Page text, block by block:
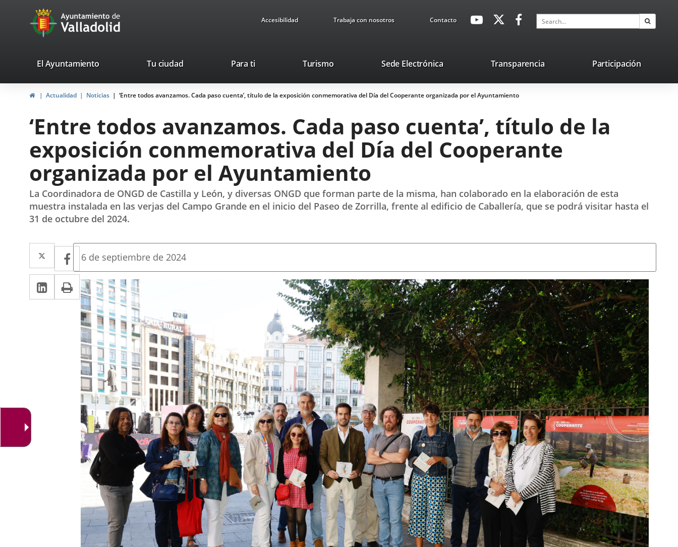
Portal
Web
Ayuntamiento
de
Accesibilidad Trabaja con nosotros ContactoavaHeaderSocial
Link
Link
application.
application.
Search
valladolid.es
El Ayuntamiento Tu ciudad Para ti TurismoThis
will
open
pop-
up
window.
Sede ElectrónicaLink
external
application.
Transparencia Participación
HomeActualidad Noticias ‘Entre todos avanzamos. Cada paso cuenta’, título de la exposición conmemorativa del Día del Cooperante organizada por el Ayuntamiento
‘Entre todos avanzamos. Cada paso cuenta’, título de la
exposición conmemorativa del Día del Cooperante
organizada por el Ayuntamiento
La Coordinadora de ONGD de Castilla y León, y diversas ONGD que forman parte de la misma, han colaborado en la elaboración de esta
muestra instalada en las verjas del Campo Grande en el inicio del Paseo de Zorrilla, frente al edificio de Caballería, que se podrá visitar hasta el
31 de octubre del 2024.
Twitter
Enlace
a
una
aplicación
externa.
Facebook
Enlace
a
una
aplicación
externa.
Linkedin
Enlace
a
aplicación
externa.
Print
Fecha
la
noticia
6 de septiembre de 2024